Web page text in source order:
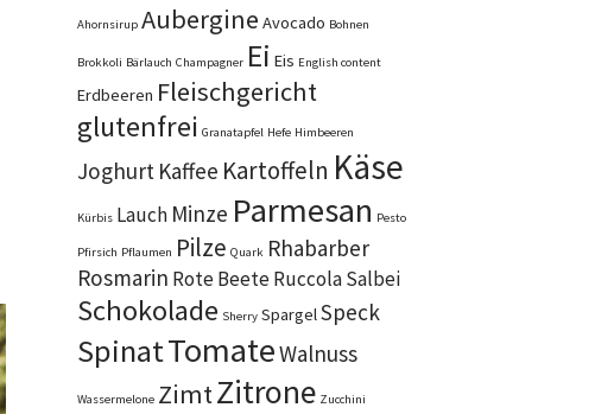
Ahornsirup Aubergine Avocado Bohnen
Brokkoli Bärlauch Champagner Ei Eis English content
Erdbeeren Fleischgericht
glutenfrei Granatapfel Hefe Himbeeren
Joghurt Kaffee Kartoffeln Käse
Kürbis Lauch Minze Parmesan Pesto
Pfirsich Pflaumen Pilze Quark Rhabarber
Rosmarin Rote BeeteRuccolaSalbei
Schokolade Sherry Spargel Speck
SpinatTomateWalnuss
Wassermelone ZimtZitrone Zucchini